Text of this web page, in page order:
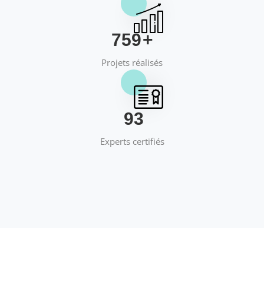
769+
Projets réalisés
95